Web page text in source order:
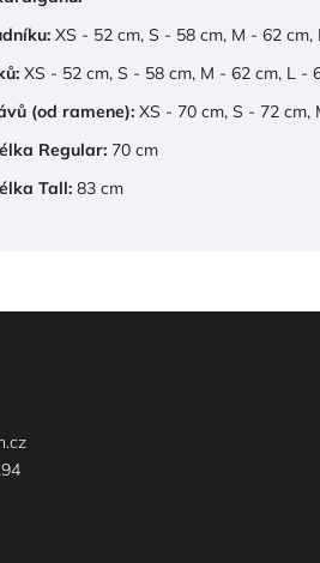
XS - 52 cm, S - 58 cm, M - 62 cm,
XS - 52 cm, S - 58 cm, M - 62 cm, L -
(od ramene): XS - 70 cm, S - 72 cm,
Regular: 70 cm
Tall: 83 cm